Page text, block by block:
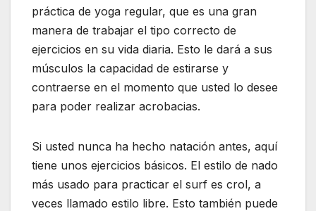
práctica de yoga regular, que es una gran
manera de trabajar el tipo correcto de
ejercicios en su vida diaria. Esto le dará a sus
músculos la capacidad de estirarse y
contraerse en el momento que usted lo desee
para poder realizar acrobacias.
Si usted nunca ha hecho natación antes, aquí
tiene unos ejercicios básicos. El estilo de nado
más usado para practicar el surf es crol, a
veces llamado estilo libre. Esto también puede